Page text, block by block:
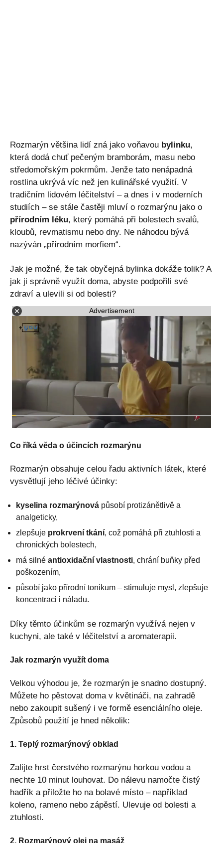
Rozmarýn většina lidí zná jako voňavou bylinku,
která dodá chuť pečeným bramborám, masu nebo
středomořským pokrmům. Jenže tato nenápadná
rostlina ukrývá víc než jen kulinářské využití. V
tradičním lidovém léčitelství – a dnes i v moderních
studiích – se stále častěji mluví o rozmarýnu jako o
přírodním léku, který pomáhá při bolestech svalů,
kloubů, revmatismu nebo dny. Ne náhodou bývá
nazýván „přírodním morfiem“.
Jak je možné, že tak obyčejná bylinka dokáže tolik? A
jak ji správně využít doma, abyste podpořili své
zdraví a ulevili si od bolesti?
Advertisement
Co říká věda o účincích rozmarýnu
Rozmarýn obsahuje celou řadu aktivních látek, které
vysvětlují jeho léčivé účinky:
kyselina rozmarýnová působí protizánětlivě a
analgeticky,
zlepšuje prokrvení tkání, což pomáhá při ztuhlosti a
chronických bolestech,
má silné antioxidační vlastnosti, chrání buňky před
poškozením,
působí jako přírodní tonikum – stimuluje mysl, zlepšuje
koncentraci i náladu.
Díky těmto účinkům se rozmarýn využívá nejen v
kuchyni, ale také v léčitelství a aromaterapii.
Jak rozmarýn využít doma
Velkou výhodou je, že rozmarýn je snadno dostupný.
Můžete ho pěstovat doma v květináči, na zahradě
nebo zakoupit sušený i ve formě esenciálního oleje.
Způsobů použití je hned několik:
1. Teplý rozmarýnový obklad
Zalijte hrst čerstvého rozmarýnu horkou vodou a
nechte 10 minut louhovat. Do nálevu namočte čistý
hadřík a přiložte ho na bolavé místo – například
koleno, rameno nebo zápěstí. Ulevuje od bolesti a
ztuhlosti.
2. Rozmarýnový olej na masáž